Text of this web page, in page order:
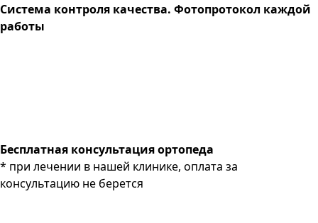
Система контроля качества. Фотопротокол каждой
работы
Бесплатная консультация ортопеда
* при лечении в нашей клинике, оплата за
консультацию не берется